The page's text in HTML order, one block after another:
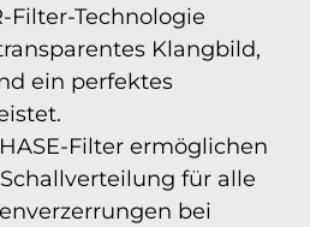
Filter-Technologie
Klangbild,
ein perfektes
Filter ermöglichen
für alle
bei